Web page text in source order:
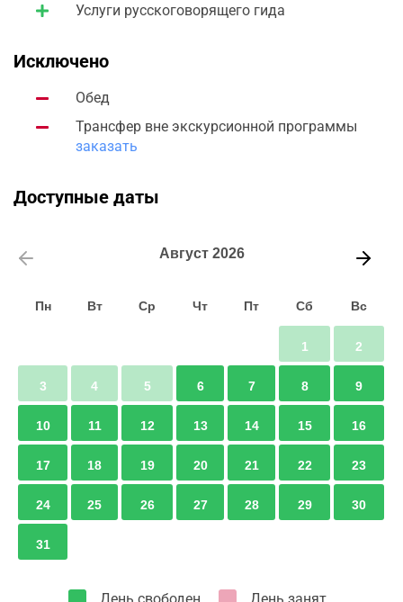
Услуги русскоговорящего гида
Исключено
Обед
Трансфер вне экскурсионной программы
заказать
Доступные даты
Август 2026
Пн Вт Ср Чт Пт Сб Вс
1 2
3 4 5 6 7 8 9
10 11 12 13 14 15 16
17 18 19 20 21 22 23
24 25 26 27 28 29 30
31